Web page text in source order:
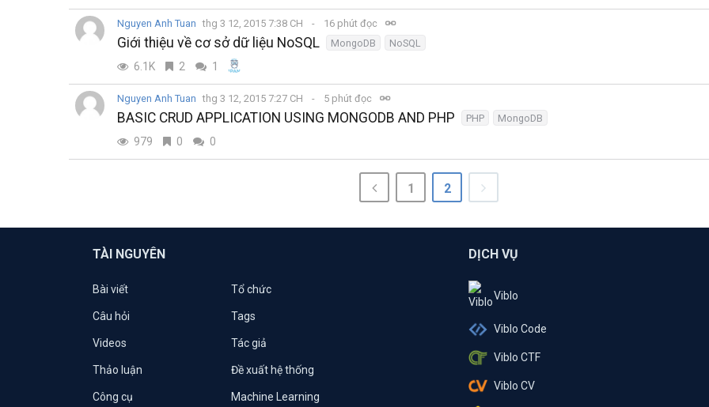
Nguyen Anh Tuan thg 3 12, 2015 7:38 CH 16 phút đọc
Giới thiệu về cơ sở dữ liệu NoSQL MongoDB NoSQL
6.1K 2 1
Nguyen Anh Tuan thg 3 12, 2015 7:27 CH 5 phút đọc
BASIC CRUD APPLICATION USING MONGODB AND PHP PHP MongoDB
979 0 0
1 2
TÀI NGUYÊN
Bài viết Tổ chức
Câu hỏi Tags
Videos Tác giả
Thảo luận Đề xuất hệ thống
Công cụ Machine Learning
DỊCH VỤ
Viblo
Viblo Code
Viblo CTF
Viblo CV